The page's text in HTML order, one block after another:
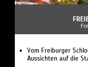
Vom Freiburger
Aussichten auf die